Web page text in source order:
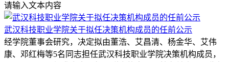
请输入文本内容
武汉科技职业学院关于拟任决策机构成员的任前公示
经学院董事会研究，决定拟由董浩、艾昌清、杨金华、艾伟
康、邓红梅等5名同志担任武汉科技职业学院决策机构成员，